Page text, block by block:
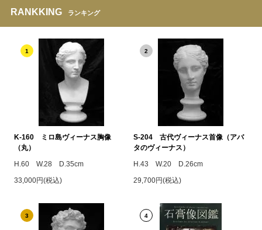
RANKKING ランキング
1
K-160 ミロ島ヴィーナス胸像
（丸）
H.60 W.28 D.35cm
33,000円(税込)
2
S-204 古代ヴィーナス首像（アバ
タのヴィーナス）
H.43 W.20 D.26cm
29,700円(税込)
3 4